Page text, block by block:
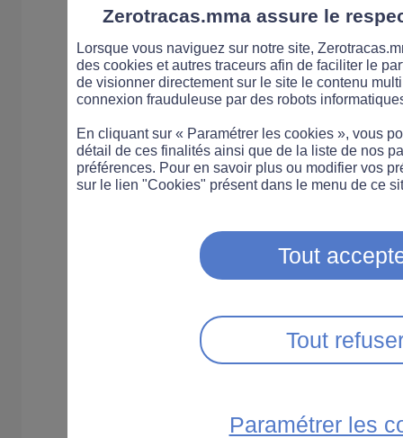
Zerotracas.mma assure le
Lorsque vous naviguez sur notre site,
des cookies et autres traceurs afin de faciliter le
de visionner directement sur le site le contenu
connexion frauduleuse par des robots
En cliquant sur « Paramétrer les cookies », vous
détail de ces finalités ainsi que de la liste de nos
préférences. Pour en savoir plus ou modifier vos
sur le lien "Cookies" présent dans le menu de ce
Tout
Tout
Paramétrer les